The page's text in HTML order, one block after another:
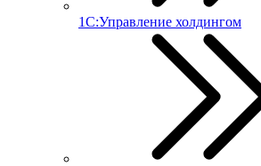
1С:Управление холдингом